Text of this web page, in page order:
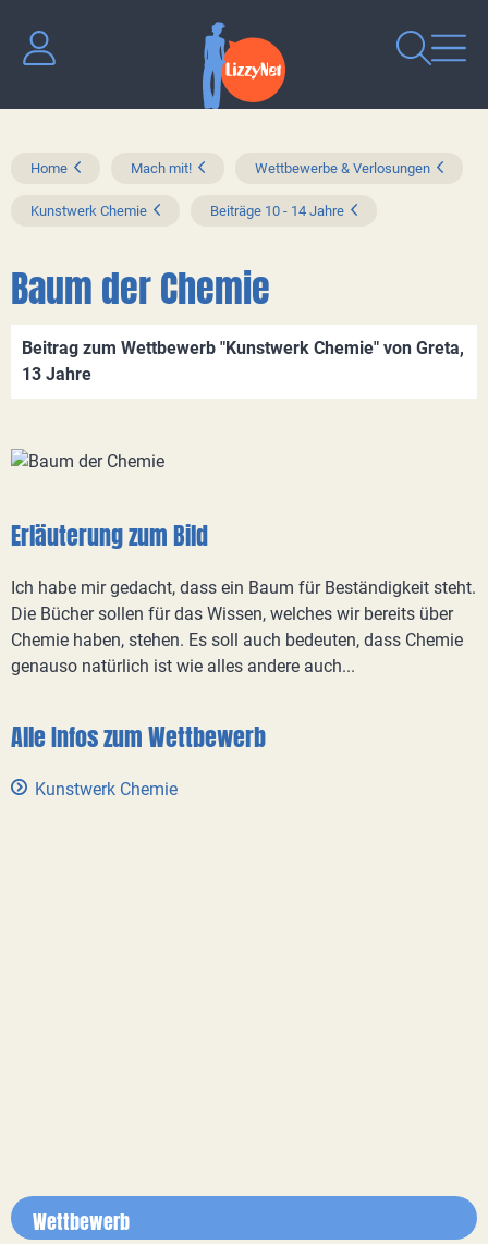
Home Mach mit! Wettbewerbe & Verlosungen
Kunstwerk Chemie Beiträge 10 - 14 Jahre
Baum der Chemie
Beitrag zum Wettbewerb "Kunstwerk Chemie" von Greta,
13 Jahre
Erläuterung zum Bild
Ich habe mir gedacht, dass ein Baum für Beständigkeit steht.
Die Bücher sollen für das Wissen, welches wir bereits über
Chemie haben, stehen. Es soll auch bedeuten, dass Chemie
genauso natürlich ist wie alles andere auch...
Alle Infos zum Wettbewerb
Kunstwerk Chemie
Wettbewerb